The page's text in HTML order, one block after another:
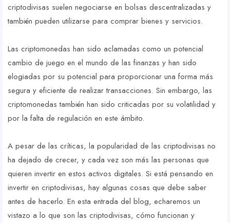
criptodivisas suelen negociarse en bolsas descentralizadas y
también pueden utilizarse para comprar bienes y servicios.
Las criptomonedas han sido aclamadas como un potencial
cambio de juego en el mundo de las finanzas y han sido
elogiadas por su potencial para proporcionar una forma más
segura y eficiente de realizar transacciones. Sin embargo, las
criptomonedas también han sido criticadas por su volatilidad y
por la falta de regulación en este ámbito.
A pesar de las críticas, la popularidad de las criptodivisas no
ha dejado de crecer, y cada vez son más las personas que
quieren invertir en estos activos digitales. Si está pensando en
invertir en criptodivisas, hay algunas cosas que debe saber
antes de hacerlo. En esta entrada del blog, echaremos un
vistazo a lo que son las criptodivisas, cómo funcionan y